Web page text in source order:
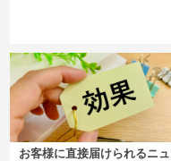
お客様に直接届けられるニュ